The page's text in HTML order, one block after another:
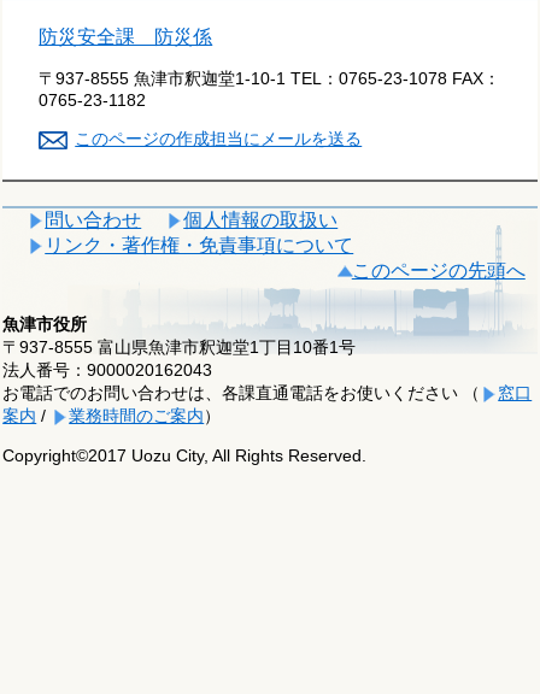
防災安全課 防災係
〒937-8555 魚津市釈迦堂1-10-1 TEL：0765-23-1078 FAX：
0765-23-1182
このページの作成担当にメールを送る
問い合わせ
個人情報の取扱い
リンク・著作権・免責事項について
このページの先頭へ
魚津市役所
〒937-8555 富山県魚津市釈迦堂1丁目10番1号
法人番号：9000020162043
お電話でのお問い合わせは、各課直通電話をお使いください （
窓口
案内 / 業務時間のご案内）
Copyright©2017 Uozu City, All Rights Reserved.